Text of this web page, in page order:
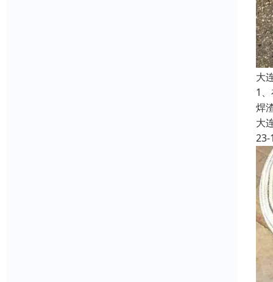
大
1
焊
大
23-